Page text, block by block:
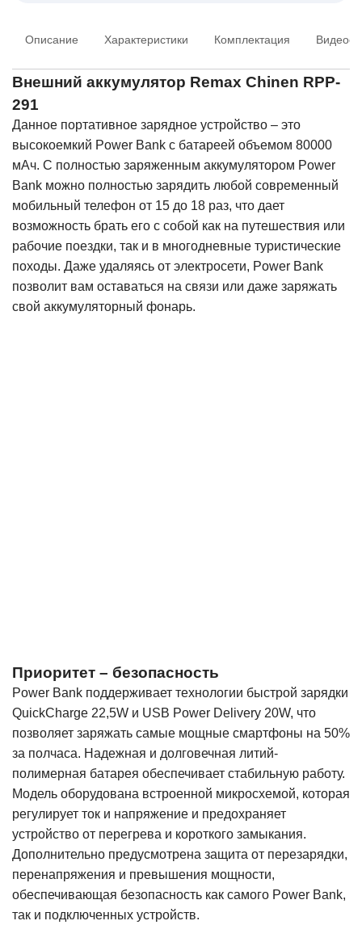
Описание Характеристики Комплектация
Внешний аккумулятор Remax Chinen RPP-
291
Данное портативное зарядное устройство – это
высокоемкий Power Bank с батареей объемом 80000
мАч. С полностью заряженным аккумулятором Power
Bank можно полностью зарядить любой современный
мобильный телефон от 15 до 18 раз, что дает
возможность брать его с собой как на путешествия или
рабочие поездки, так и в многодневные туристические
походы. Даже удаляясь от электросети, Power Bank
позволит вам оставаться на связи или даже заряжать
свой аккумуляторный фонарь.
Приоритет – безопасность
Power Bank поддерживает технологии быстрой зарядки
QuickCharge 22,5W и USB Power Delivery 20W, что
позволяет заряжать самые мощные смартфоны на 50%
за полчаса. Надежная и долговечная литий-
полимерная батарея обеспечивает стабильную работу.
Модель оборудована встроенной микросхемой, которая
регулирует ток и напряжение и предохраняет
устройство от перегрева и короткого замыкания.
Дополнительно предусмотрена защита от перезарядки,
перенапряжения и превышения мощности,
обеспечивающая безопасность как самого Power Bank,
так и подключенных устройств.